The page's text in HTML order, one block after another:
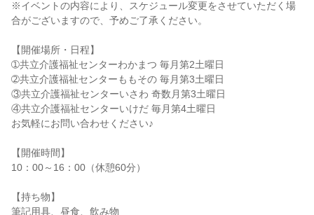
※イベントの内容により、スケジュール変更をさせていただく場
合がございますので、予めご了承ください。
【開催場所・日程】
➀共立介護福祉センターわかまつ 毎月第2土曜日
➁共立介護福祉センターももその 毎月第3土曜日
③共立介護福祉センターいさわ 奇数月第3土曜日
④共立介護福祉センターいけだ 毎月第4土曜日
お気軽にお問い合わせください♪
【開催時間】
10：00～16：00（休憩60分）
【持ち物】
筆記用具、昼食、飲み物